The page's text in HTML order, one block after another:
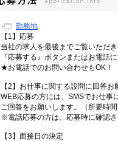
勤務地
【1】応募
当社の求人を最後までご覧いただ
『応募する』ボタンまたはお電話
★お電話でのお問い合わせもOK！
【2】お仕事に関する設問に回答お
WEB応募の方には、SMSでお仕事
ご回答をお願いします。（所要時間
※電話応募の方は、応募時に確認
【3】面接日の決定